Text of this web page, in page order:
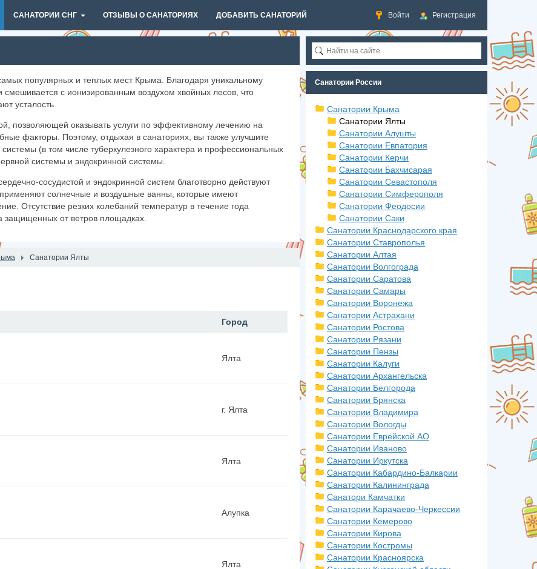
Войти Регистрация
САНАТОРИИ СНГ ОТЗЫВЫ О САНАТОРИЯХ ДОБАВИТЬ САНАТОРИЙ
популярных и теплых мест Крыма. Благодаря уникальному
с ионизированным воздухом хвойных лесов, что
усталость.
позволяющей оказывать услуги по эффективному лечению на
факторы. Поэтому, отдыхая в санаториях, вы также улучшите
(в том числе туберкулезного характера и профессиональных
системы и эндокринной системы.
сосудистой и эндокринной систем благотворно действуют
применяют солнечные и воздушные ванны, которые имеют
Отсутствие резких колебаний температур в течение года
защищенных от ветров площадках.
Санатории Ялты
Город
Ялта
г. Ялта
Ялта
Алупка
Ялта
Санатории России
Санатории Крыма
Санатории Ялты
Санатории Алушты
Санатории Евпатория
Санатории Керчи
Санатории Бахчисарая
Санатории Севастополя
Санатории Симферополя
Санатории Феодосии
Санатории Саки
Санатории Краснодарского края
Санатории Ставрополья
Санатории Алтая
Санатории Волгограда
Санатории Саратова
Санатории Самары
Санатории Воронежа
Санатории Астрахани
Санатории Ростова
Санатории Рязани
Санатории Пензы
Санатории Калуги
Санатории Архангельска
Санатории Белгорода
Санатории Брянска
Санатории Владимира
Санатории Вологды
Санатории Еврейской АО
Санатории Иваново
Санатории Иркутска
Санатории Кабардино-Балкарии
Санатории Калининграда
Санатори Камчатки
Санатории Карачаево-Черкессии
Санатории Кемерово
Санатории Кирова
Санатории Костромы
Санатории Красноярска